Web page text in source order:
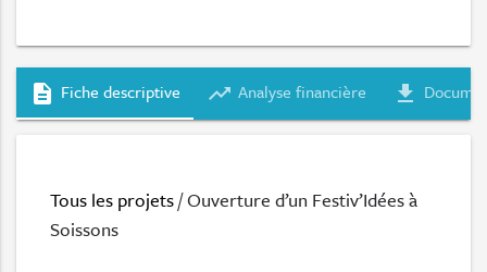
description Fiche descriptive trending_up Analyse financière file_download
Tous les projets/ Ouverture d’un Festiv’Idées à
Soissons